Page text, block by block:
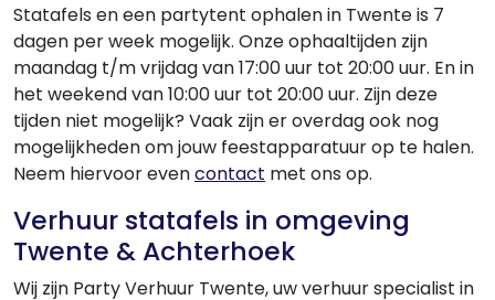
Statafels en een partytent ophalen in Twente is 7
dagen per week mogelijk. Onze ophaaltijden zijn
maandag t/m vrijdag van 17:00 uur tot 20:00 uur. En in
het weekend van 10:00 uur tot 20:00 uur. Zijn deze
tijden niet mogelijk? Vaak zijn er overdag ook nog
mogelijkheden om jouw feestapparatuur op te halen.
Neem hiervoor evencontact met ons op.
Verhuur statafels in omgeving
Twente & Achterhoek
Wij zijn Party Verhuur Twente, uw verhuur specialist in